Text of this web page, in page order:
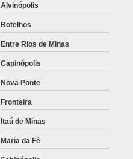
Alvinópolis
Botelhos
Entre Rios de Minas
Capinópolis
Nova Ponte
Fronteira
Itaú de Minas
Maria da Fé